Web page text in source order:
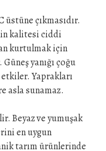
üstüne çıkmasıdır.
kalitesi ciddi
kurtulmak için
yanığı çoğu
Yaprakları
asla sunamaz.
Beyaz ve yumuşak
en uygun
tarım ürünlerinde